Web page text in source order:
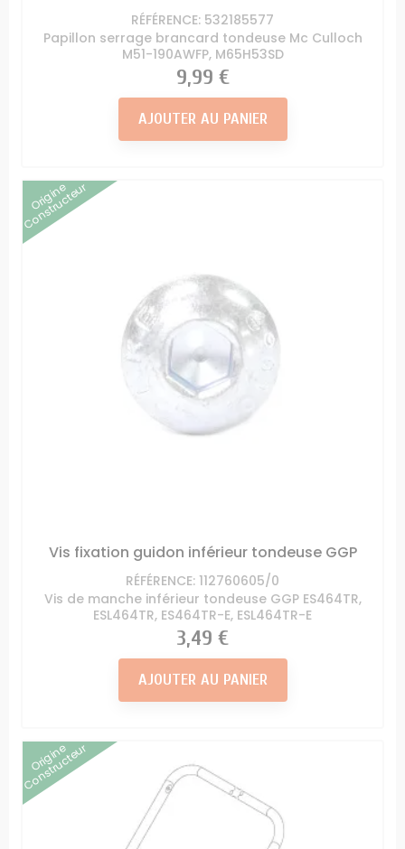
RÉFÉRENCE: 532185577
Papillon serrage brancard tondeuse Mc Culloch
M51-190AWFP, M65H53SD
Prix
9,99 €
AJOUTER AU PANIER
Origine
Constructeur
Vis fixation guidon inférieur tondeuse GGP
RÉFÉRENCE: 112760605/0
Vis de manche inférieur tondeuse GGP ES464TR,
ESL464TR, ES464TR-E, ESL464TR-E
Prix
3,49 €
AJOUTER AU PANIER
Origine
Constructeur